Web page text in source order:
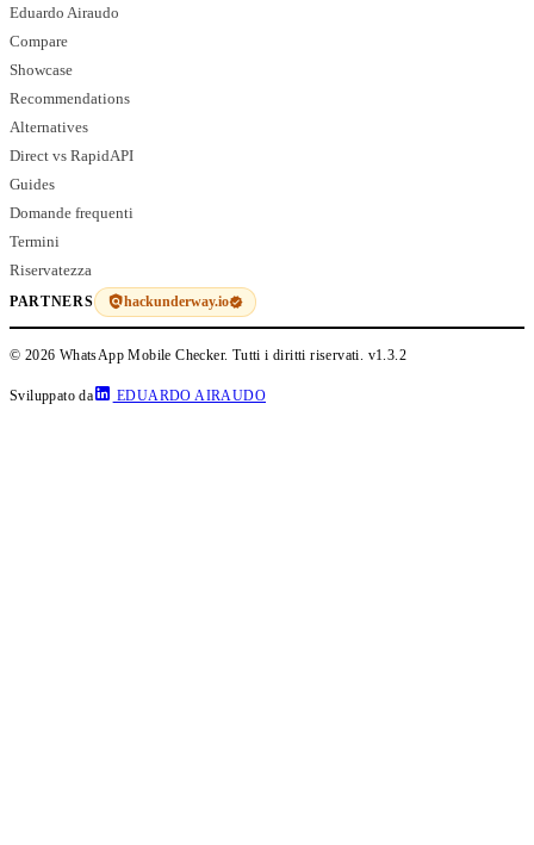
Eduardo Airaudo
Compare
Showcase
Recommendations
Alternatives
Direct vs RapidAPI
Guides
Domande frequenti
Termini
Riservatezza
PARTNERS hackunderway.io
© 2026 WhatsApp Mobile Checker. Tutti i diritti riservati. v1.3.2
Sviluppato da EDUARDO AIRAUDO